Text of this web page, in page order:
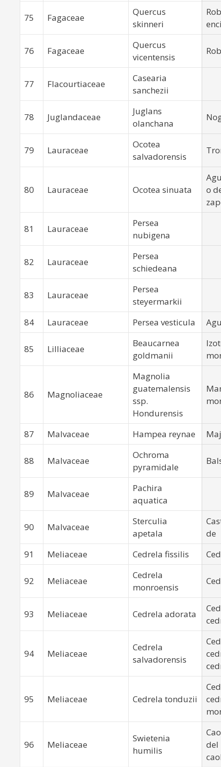
75 Fagaceae
Quercus
skinneri
76 Fagaceae
Quercus
vicentensis
77 Flacourtiaceae
Casearia
sanchezii
78 Juglandaceae
Juglans
olanchana
79 Lauraceae
Ocotea
salvadorensis
80 Lauraceae Ocotea sinuata
o
81 Lauraceae
Persea
nubigena
82 Lauraceae
Persea
schiedeana
83 Lauraceae
Persea
steyermarkii
84
Lauraceae Persea vesticula
85 Lilliaceae
Beaucarnea
goldmanii
86 Magnoliaceae
Magnolia
guatemalensis
ssp.
Hondurensis
87 Malvaceae Hampea reynae
88 Malvaceae
Ochroma
pyramidale
89 Malvaceae
Pachira
aquatica
90 Malvaceae
Sterculia
apetala
de
91
Meliaceae Cedrela fissilis
92 Meliaceae
Cedrela
monroensis
93 Meliaceae Cedrela adorata
94 Meliaceae
Cedrela
salvadorensis
95 Meliaceae Cedrela tonduzii
96 Meliaceae
Swietenia
humilis
del